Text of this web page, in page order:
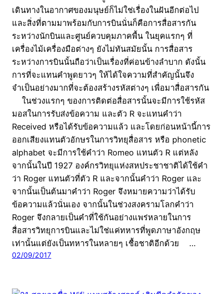
เดินทางในอากาศของมนุษย์ก็ไม่ใช่เรื่องในฝันอีกต่อไป
และสิ่งที่ตามมาพร้อมกับการบินนั่นก็คือการสื่อสารกัน
ระหว่างนักบินและศูนย์ควบคุมภาคพื้น ในยุคแรกๆ ที่
เครื่องไม้เครื่องมือต่างๆ ยังไม่ทันสมัยนั้น การสื่อสาร
ระหว่างการบินนั้นถือว่าเป็นเรื่องที่ค่อนข้างลำบาก ดังนั้น
การที่จะแทนคำพูดยาวๆ ให้ได้ใจความที่สำคัญนั้นจึง
จำเป็นอย่างมากที่จะต้องสร้างรหัสต่างๆ เพื่อมาสื่อสารกัน
ในช่วงแรกๆ ของการติดต่อสื่อสารนั้นจะมีการใช้รหัส
มอสในการรับส่งข้อความ และตัว R จะแทนคำว่า
Received หรือได้รับข้อความแล้ว และโดยก่อนหน้านี้การ
ออกเสียงแทนตัวอักษรในการวิทยุสื่อสาร หรือ phonetic
alphabet จะมีการใช้คำว่า Romeo แทนตัว R แต่หลัง
จากนั้นในปี 1927 องค์กรวิทยุแห่งสหประชาชาติได้ใช้คำ
ว่า Roger แทนตัวที่ตัว R และจากนั้นคำว่า Roger และ
จากนั้นเป็นต้นมาคำว่า Roger จึงหมายความว่าได้รับ
ข้อความแล้วนั่นเอง จากนั้นในช่วงสงครามโลกคำว่า
Roger จึงกลายเป็นคำที่ใช้กันอย่างแพร่หลายในการ
สื่อสารวิทยุการบินและไม่ใช่แค่ทหารที่พูดภาษาอังกฤษ
เท่านั้นแต่ยังเป็นทหารในหลายๆ เชื้อชาติอีกด้วย …
02/09/2017